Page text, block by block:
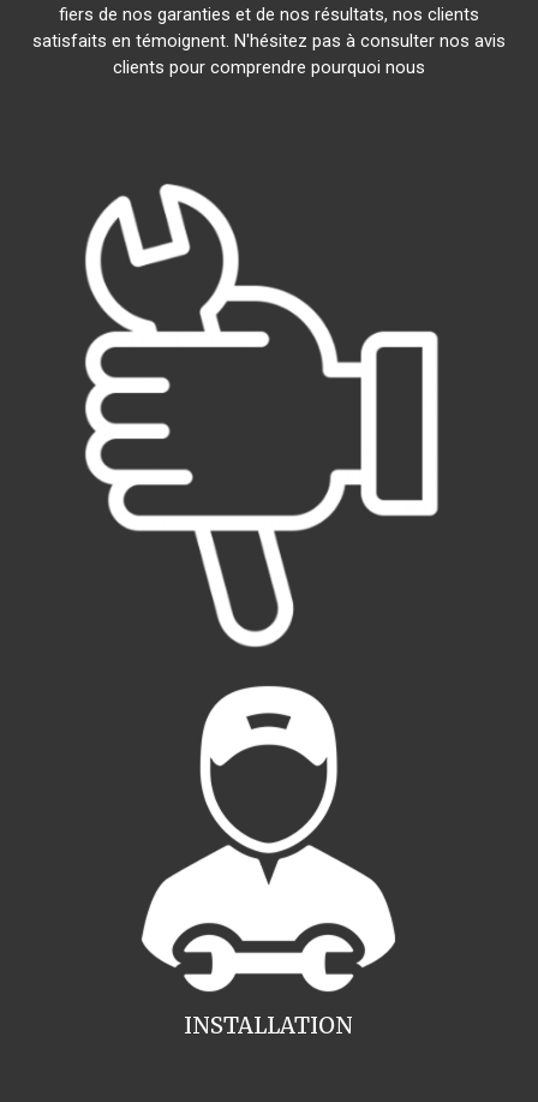
fiers de nos garanties et de nos résultats, nos clients
satisfaits en témoignent. N'hésitez pas à consulter nos avis
clients pour comprendre pourquoi nous
INSTALLATION